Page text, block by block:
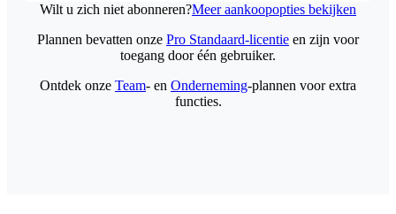
Wilt u zich niet abonneren?Meer aankoopopties bekijken
Plannen bevatten onze Pro Standaard-licentie en zijn voor
toegang door één gebruiker.
Ontdek onze Team- en Onderneming-plannen voor extra
functies.